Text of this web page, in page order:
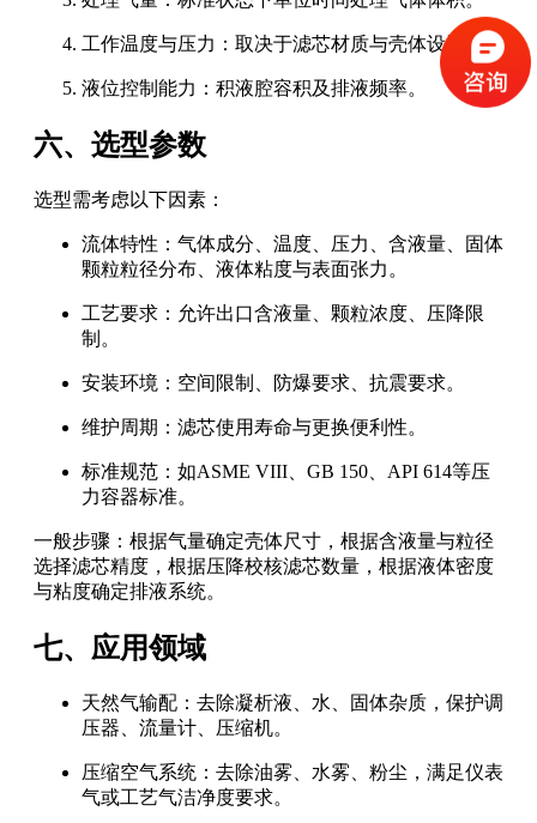
工作温度与压力：取决于滤芯材质与壳体设计。
液位控制能力：积液腔容积及排液频率。
六、选型参数
选型需考虑以下因素：
流体特性：气体成分、温度、压力、含液量、固体
颗粒粒径分布、液体粘度与表面张力。
工艺要求：允许出口含液量、颗粒浓度、压降限
制。
安装环境：空间限制、防爆要求、抗震要求。
维护周期：滤芯使用寿命与更换便利性。
标准规范：如ASME VIII、GB 150、API 614等压
力容器标准。
一般步骤：根据气量确定壳体尺寸，根据含液量与粒径
选择滤芯精度，根据压降校核滤芯数量，根据液体密度
与粘度确定排液系统。
七、应用领域
天然气输配：去除凝析液、水、固体杂质，保护调
压器、流量计、压缩机。
压缩空气系统：去除油雾、水雾、粉尘，满足仪表
气或工艺气洁净度要求。